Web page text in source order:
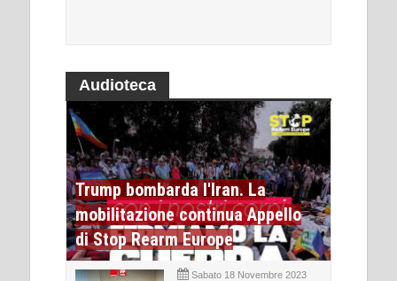
Audioteca
Trump bombarda l'Iran. La
mobilitazione continua Appello
di Stop Rearm Europe
Sabato 18 Novembre 2023